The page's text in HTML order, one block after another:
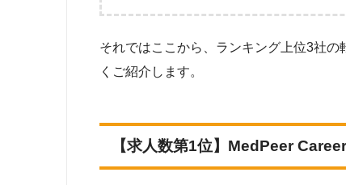
Dr.アルなび
10 エムスリーキャリアエージェント
株式会社アドバンスフロー
ることから、対象外としています。）
調
上記で調査対象としたWEBサイトで公開して
それではここから、ランキング上位3社
くご紹介します。
【求人数第1位】MedPeer Career